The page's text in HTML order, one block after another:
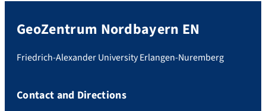
GeoZentrum Nordbayern EN
Friedrich-Alexander University Erlangen-Nuremberg
Contact and Directions